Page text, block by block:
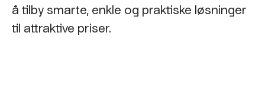
å tilby smarte, enkle og praktiske løsninger
til attraktive priser.